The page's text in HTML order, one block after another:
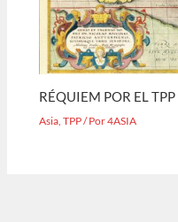
RÉQUIEM POR EL TPP
Asia,TPP/ Por4ASIA